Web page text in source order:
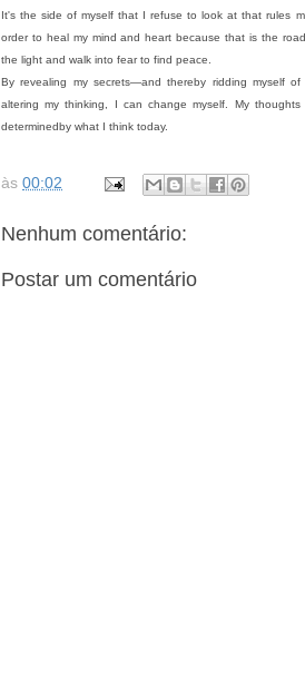
It's the side of myself that I refuse to look at that rules
order to heal my mind and heart because that is the
the light and walk into fear to find peace.
By revealing my secrets—and thereby ridding myself
altering my thinking, I can change myself. My
determinedby what I think today.
às 00:02
Nenhum comentário:
Postar um comentário